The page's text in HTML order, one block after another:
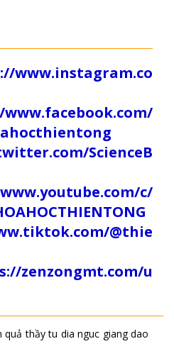
www.instagram.co
ScienceB
c/
@thie
zenzongmt.com/u
quả thầy tu dia nguc giang dao